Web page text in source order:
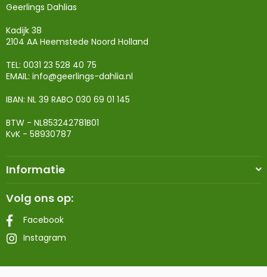
Geerlings Dahlias
Kadijk 38
2104 AA Heemstede Noord Holland
TEL: 0031 23 528 40 75
EMAIL: info@geerlings-dahlia.nl
IBAN: NL 39 RABO 030 69 01 145
BTW - NL853242781B01
KvK - 58930787
Informatie
Volg ons op:
Facebook
Instagram